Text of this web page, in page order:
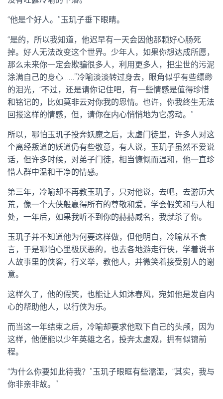
“他是个好人。”玉玑子垂下眼睛。
“是的，所以我知道，他迟早有一天会因他那颗好心肠死
掉。好人无法改变这个世界。少年人，如果你想达成所愿，
那么未来你一定会欺骗很多人，利用更多人，把尘世的污泥
涂满自己的身心……”冷喻淡淡转过身去，眼角似乎有些缥缈
的泪光，“不过，还是请你记住吧，有一些情感是值得珍惜
和铭记的，比如莫非云对你我的恩情。也许，你我终生无法
回报这样的情感，但，请你在内心悄悄地为它感动。”
所以，哪怕玉玑子投奔妖魔之后，太虚门徒里，许多人对这
个离经叛道的妖道仍有些敬意，有人说，玉玑子虽然不爱说
话，但许多时候，对弟子门徒，相当慷慨而温和，他一直珍
惜人群中温和干净的情感。
第三年，冷喻却不再教玉玑子，只对他说，去吧，去游历大
荒，像一个大侠般赢得所有的尊敬和爱，学会假笑和与人相
处，一年后，如果我听不到你的赫赫威名，我就杀了你。
玉玑子并不知道他为何要这样做，但他明白，冷喻从不食
言，于是哪怕心里极厌恶的，也去各地游走行侠，学着说书
人故事里的侠客，行义举，教他人，并微笑着接受别人的谢
意。
这样久了，他的假笑，也能让人如沐春风，宛如他是发自内
心的帮助他人，以行侠为乐。
而当这一年结束之后，冷喻却要求他取下自己的头颅，因为
这样，他便能以少年英雄之名，投奔太虚观，拥有似锦前
程。
“为什么你要如此待我？”玉玑子眼眶有些濡湿，“其实，我与
你非亲非故。”